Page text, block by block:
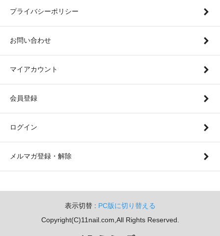
プライバシーポリシー
お問い合わせ
マイアカウント
会員登録
ログイン
メルマガ登録・解除
表示切替 : PC版に切り替える
Copyright(C)11nail.com,All Rights Reserved.